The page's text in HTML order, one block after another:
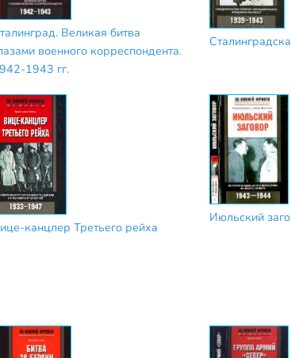
Великая битва
военного корреспондента.
1943 гг.
канцлер Третьего рейха
Июльский